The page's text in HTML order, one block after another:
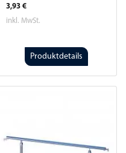
3,93 €
inkl. MwSt.
Produktdetails